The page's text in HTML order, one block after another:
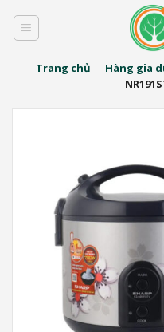
qua
Trang chủ - Hàng gia